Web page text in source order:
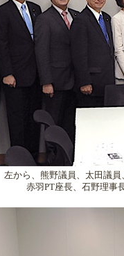
左から、熊野議員、太田議
赤羽PT座長、石野理事